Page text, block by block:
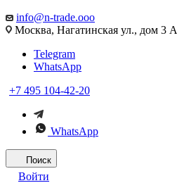
info@n-trade.ooo
Москва, Нагатинская ул., дом 3 А
Telegram
WhatsApp
+7 495 104-42-20
WhatsApp
Поиск
Войти